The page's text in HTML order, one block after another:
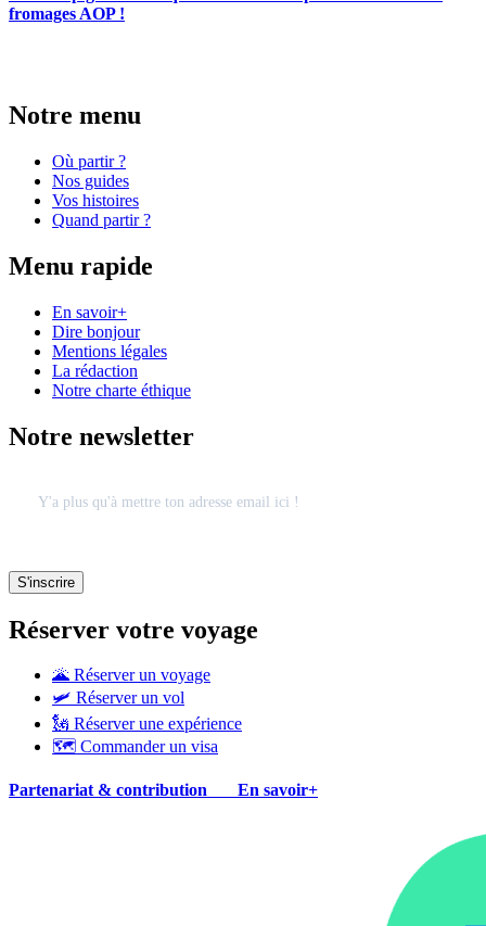
fromages AOP !
Notre menu
Où partir ?
Nos guides
Vos histoires
Quand partir ?
Menu rapide
En savoir+
Dire bonjour
Mentions légales
La rédaction
Notre charte éthique
Notre newsletter
Réserver votre voyage
🌋 Réserver un voyage
🛩 Réserver un vol
🗽 Réserver une expérience
🗺 Commander un visa
Partenariat & contribution En savoir+